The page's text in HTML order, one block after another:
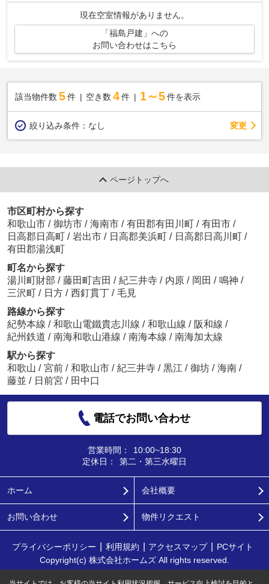
ズにお任せ下さい。和歌山市の南海本...
現在空室情報がありません。
「福島戸建」への
お問い合わせはこちら
該当物件数 5件 空き数 4 件 1～5 件を表示
絞り込み条件： なし 変更
ページトップへ
市区町村から探す
和歌山市 / 御坊市 / 海南市 / 有田郡有田川町 / 有田市 /
日高郡日高町 / 岩出市 / 日高郡美浜町 / 日高郡日高川町 /
有田郡湯浅町
町名から探す
湯川町財部 / 藤田町吉田 / 紀三井寺 / 内原 / 岡田 / 鳴神 /
三沢町 / 日方 / 西釘貫丁 / 毛見
路線から探す
紀勢本線 / 和歌山電鐵貴志川線 / 和歌山線 / 阪和線 /
紀州鉄道 / 南海和歌山港線 / 南海本線 / 南海加太線
駅から探す
和歌山 / 宮前 / 和歌山市 / 紀三井寺 / 黒江 / 御坊 / 海南 /
藤並 / 日前宮 / 田中口
電話でお問い合わせ
営業時間：
10:00~18:30
定休日：
第二・第三水曜日
ホーム 会社概要
お問い合わせ 物件リクエスト
プライバシーポリシー 利用規約 アクセスマップ
PCサイト
Copyright(c) 株式会社ホームズ All rights reserved.